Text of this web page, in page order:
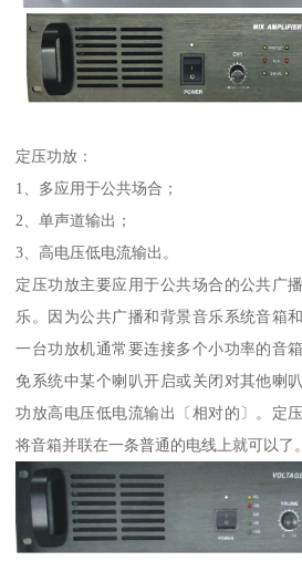
定压功放：
1、多应用于公共场合；
2、单声道输出；
3、高电压低电流输出。
定压功放主要应用于公共场合的公共广
乐。因为公共广播和背景音乐系统音箱
一台功放机通常要连接多个小功率的音
免系统中某个喇叭开启或关闭对其他喇
功放高电压低电流输出〔相对的〕。定
将音箱并联在一条普通的电线上就可以了。